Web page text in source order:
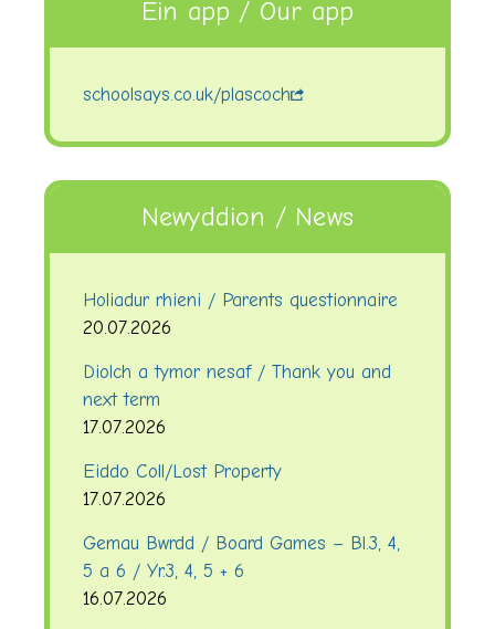
Ein app / Our app
schoolsays.co.uk/plascoch
Newyddion / News
Holiadur rhieni / Parents questionnaire
20.07.2026
Diolch a tymor nesaf / Thank you and
next term
17.07.2026
Eiddo Coll/Lost Property
17.07.2026
Gemau Bwrdd / Board Games – Bl.3, 4,
5 a 6 / Yr.3, 4, 5 + 6
16.07.2026